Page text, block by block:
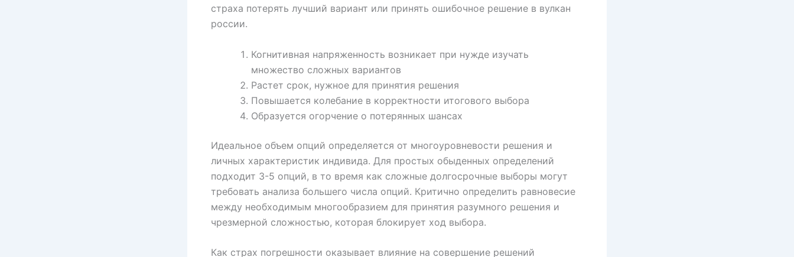
страха потерять лучший вариант или принять ошибочное решение в вулкан
россии.
Когнитивная напряженность возникает при нужде изучать
множество сложных вариантов
Растет срок, нужное для принятия решения
Повышается колебание в корректности итогового выбора
Образуется огорчение о потерянных шансах
Идеальное объем опций определяется от многоуровневости решения и
личных характеристик индивида. Для простых обыденных определений
подходит 3-5 опций, в то время как сложные долгосрочные выборы могут
требовать анализа большего числа опций. Критично определить равновесие
между необходимым многообразием для принятия разумного решения и
чрезмерной сложностью, которая блокирует ход выбора.
Как страх погрешности оказывает влияние на совершение решений